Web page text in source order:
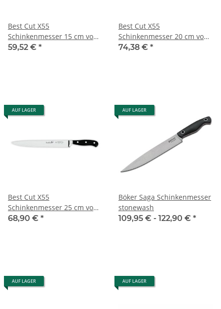
Best Cut X55
Schinkenmesser 15 cm von
Giesser
59,52 € *
Best Cut X55
Schinkenmesser 20 cm von
Giesser
74,38 € *
AUF LAGER
Best Cut X55
Schinkenmesser 25 cm von
Giesser
68,90 € *
AUF LAGER
Böker Saga Schinkenmesser
stonewash
109,95 € - 122,90 € *
AUF LAGER AUF LAGER